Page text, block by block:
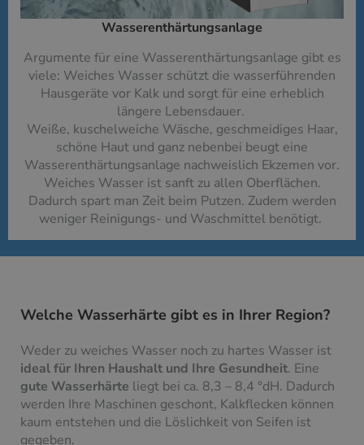
Wasserenthärtungsanlage
Argumente für eine Wasserenthärtungsanlage gibt es
viele: Weiches Wasser schützt die wasserführenden
Hausgeräte vor Kalk und sorgt für eine erheblich
längere Lebensdauer.
Weiße, kuschelweiche Wäsche, geschmeidiges Haar,
schöne Haut und ganz nebenbei beugt eine
Wasserenthärtungsanlage nachweislich Ekzemen vor.
Weiches Wasser ist sanft zu allen Oberflächen.
Dadurch spart man Zeit beim Putzen. Zudem werden
weniger Reinigungs- und Waschmittel benötigt.
Welche Wasserhärte gibt es in Ihrer Region?
Weder zu weiches Wasser noch zu hartes Wasser ist
ideal für Ihren Haushalt und Ihre Gesundheit. Eine
gute Wasserhärte liegt bei ca. 8,3 – 8,4 °dH. Dadurch
werden Ihre Maschinen geschont, Kalkflecken können
kaum entstehen und die Löslichkeit von Seifen ist
gegeben.